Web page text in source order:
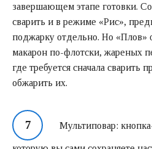
завершающем этапе готовки.
сварить и в режиме «Рис»,
поджарку отдельно. Но «Плов»
макарон по-флотски, жареных
где требуется сначала сварить
обжарить их.
Мультиповар: